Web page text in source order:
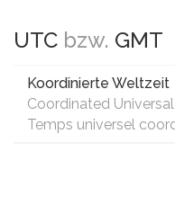
UTC bzw. GMT
Koordinierte Weltzeit
Coordinated
Temps universel